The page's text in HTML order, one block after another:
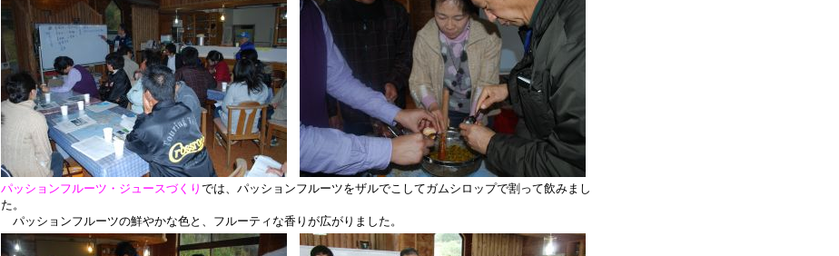
パッションフルーツ・ジュースづくり では、パッションフルーツをザルでこしてガムシロップで割って飲みまし
た。
パッションフルーツの鮮やかな色と、フルーティな香りが広がりました。